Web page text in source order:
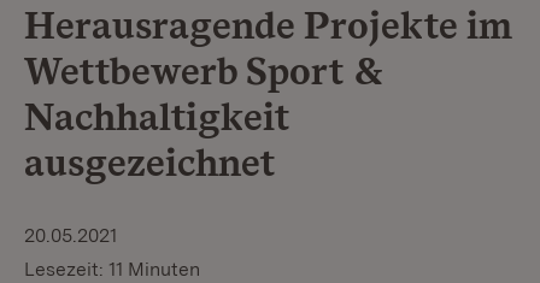
Herausragende Projekte im
Wettbewerb Sport &
Nachhaltigkeit
ausgezeichnet
20.05.2021
Lesezeit: 11 Minuten